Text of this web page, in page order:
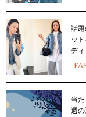
話
ッ
ディ
当
週